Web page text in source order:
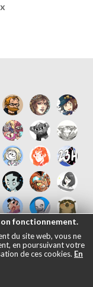
fonctionnement.
du site web, vous ne
en poursuivant votre
de ces cookies. En